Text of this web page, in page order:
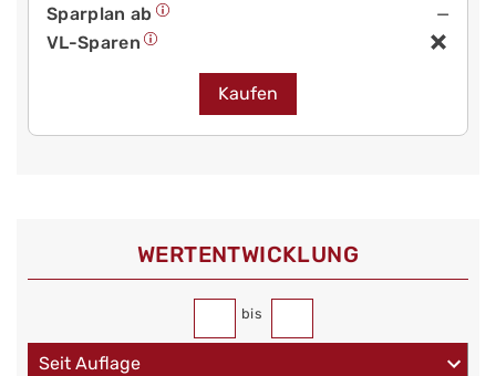
Sparplan ab
—
VL-Sparen
Kaufen
WERT­ENTWICKLUNG
bis